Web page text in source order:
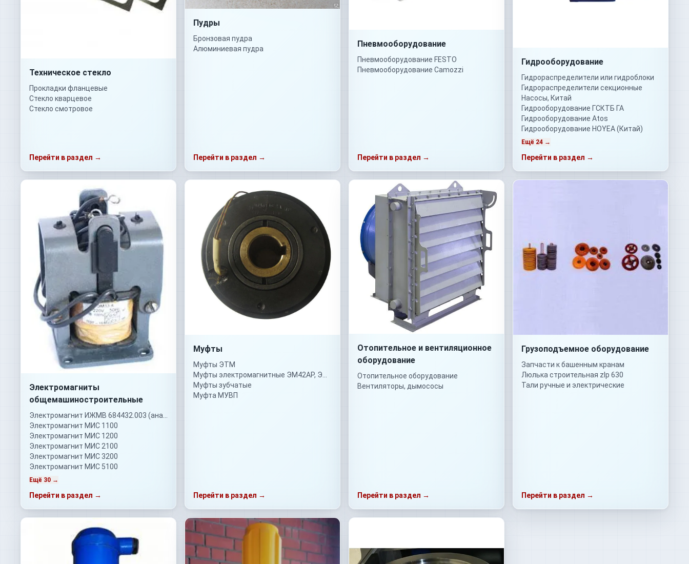
Техническое стекло
Прокладки фланцевые
Стекло кварцевое
Стекло смотровое
Перейти в раздел →
Пудры
Бронзовая пудра
Алюминиевая пудра
Перейти в раздел →
Пневмооборудование
Пневмооборудование FESTO
Пневмооборудование Camozzi
Перейти в раздел →
Гидрооборудование
Гидрораспределители или гидроблоки
Гидрораспределители секционные
Насосы, Китай
Гидрооборудование ГСКТБ ГА
Гидрооборудование Atos
Гидрооборудование HOYEA (Китай)
Ещё 24 →
Перейти в раздел →
Электромагниты
общемашиностроительные
Электромагнит ИЖМВ 684432.003 (аналог)
Электромагнит МИС 1100
Электромагнит МИС 1200
Электромагнит МИС 2100
Электромагнит МИС 3200
Электромагнит МИС 5100
Ещё 30 →
Перейти в раздел →
Муфты
Муфты ЭТМ
Муфты зубчатые
Муфта МУВП
Перейти в раздел →
Отопительное и вентиляционное
оборудование
Отопительное оборудование
Вентиляторы, дымососы
Перейти в раздел →
Грузоподъемное оборудование
Запчасти к башенным кранам
Люлька строительная zlp 630
Тали ручные и электрические
Перейти в раздел →